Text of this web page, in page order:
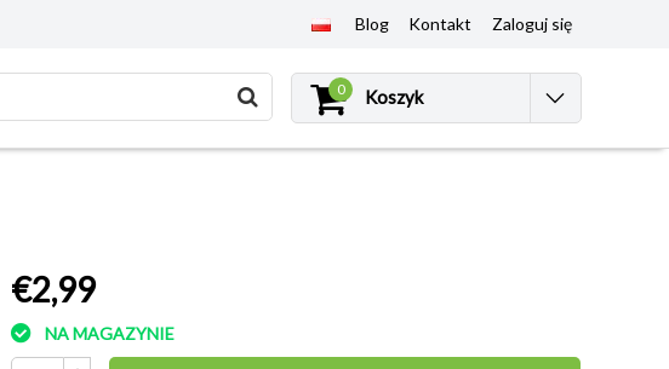
Blog Kontakt Zaloguj się
0 Koszyk
€2,99
NA MAGAZYNIE